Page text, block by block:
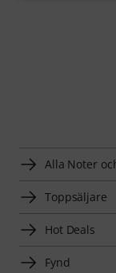
Alla Noter
Toppsäljare
Hot Deals
Fynd